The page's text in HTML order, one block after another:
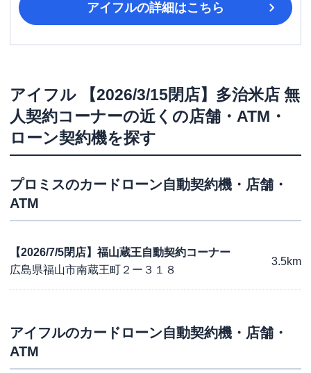
アイフルの詳細はこちら
アイフル
【2026/3/15閉店】多治米店 無
人契約コーナーの近くの店舗・ATM・
ローン契約機を探す
プロミスのカードローン自動契約機・店舗・
ATM
【2026/7/5閉店】福山蔵王自動契約コーナー
広島県福山市南蔵王町２ー３１８
3.5km
アイフルのカードローン自動契約機・店舗・
ATM